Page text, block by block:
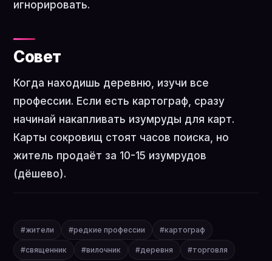
игнорировать.
Совет
Когда находишь деревню, изучи все
профессии. Если есть картограф, сразу
начинай накапливать изумруды для карт.
Карты сокровищ стоят часов поиска, но
житель продаёт за 10-15 изумрудов
(дёшево).
#жители #редкие профессии #картограф
#священник #вилочник #деревня #торговля